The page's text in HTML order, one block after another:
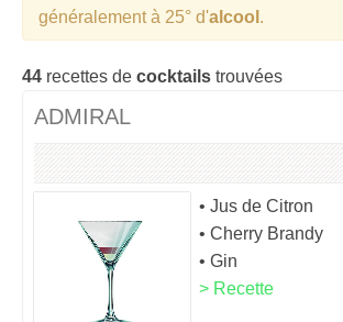
généralement à 25° d'alcool .
44 recettes de cocktails trouvées
ADMIRAL
• Jus de Citron
• Cherry Brandy
• Gin
> Recette